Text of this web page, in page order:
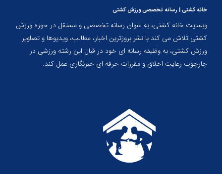
امیررضا احمدی
1403/06/05
خانه کشتی | رسانه تخصصی ورزش کشتی
وبسایت خانه کشتی، به عنوان رسانه تخصصی و مستقل در حوزه ورزش
کشتی تلاش می کند با نشر بروزترین اخبار، مطالب، ویدیوها و تصاویر
ورزش کشتی، به وظیفه رسانه ای خود در قبال این رشته ورزشی در
چارچوب رعایت اخلاق و مقررات حرفه ای خبرنگاری عمل کند.